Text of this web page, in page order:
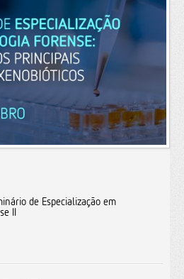
de Especialização em
II